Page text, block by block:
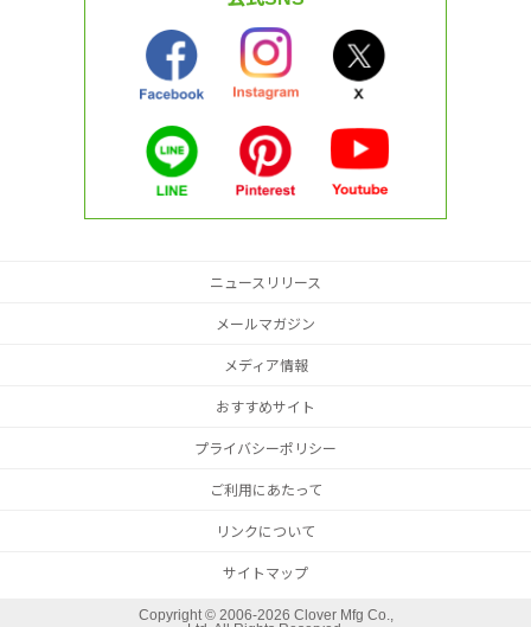
ニュースリリース
メールマガジン
メディア情報
おすすめサイト
プライバシーポリシー
ご利用にあたって
リンクについて
サイトマップ
Copyright © 2006-2026 Clover Mfg Co.,